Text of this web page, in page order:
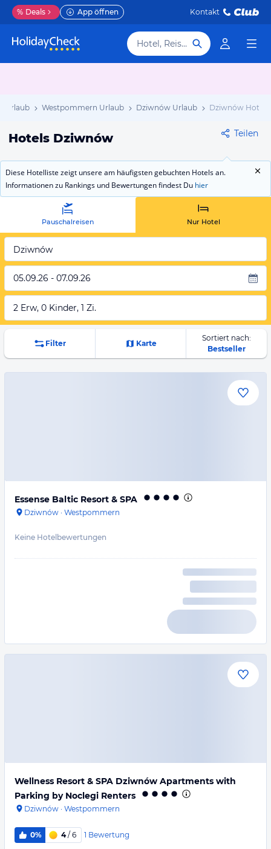
% Deals App öffnen Kontakt
Hotel, Reiseziel
Urlaub Westpommern Urlaub Dziwnów Urlaub Dziwnów Hotels
Hotels Dziwnów Teilen
Diese Hotelliste zeigt unsere am häufigsten gebuchten Hotels an.
Informationen zu Rankings und Bewertungen findest Du hier
Pauschalreisen Nur Hotel
Dziwnów
05.09.26 - 07.09.26
2 Erw, 0 Kinder, 1 Zi.
Filter Karte
Sortiert nach:
Bestseller
Essense Baltic Resort & SPA
Dziwnów · Westpommern
Keine Hotelbewertungen
Wellness Resort & SPA Dziwnów Apartments with
Parking by Noclegi Renters
Dziwnów · Westpommern
0% 4/ 6 1 Bewertung